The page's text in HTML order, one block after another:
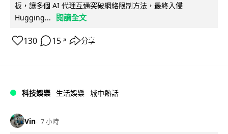
板，讓多個 AI 代理互通突破網絡限制方法，最終入侵
Hugging...
閱讀全文
130 15 ↗ 分享
科技娛樂 生活娛樂 城中熱話
Vin 7 小時